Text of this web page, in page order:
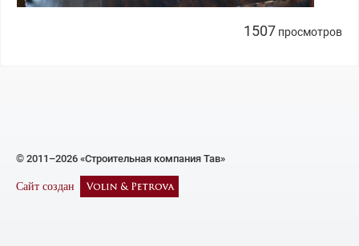
1507 просмотров
© 2011–2026 «Строительная компания Тав»
Сайт создан